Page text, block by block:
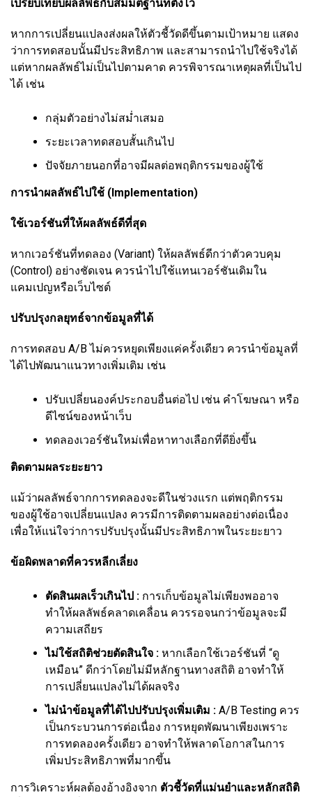
เปรียบเทียบผลลัพธ์กับสมมติฐานที่ตั้งไว้
หากการเปลี่ยนแปลงส่งผลให้ตัวชี้วัดดีขึ้นตามเป้าหมาย แสดง
ว่าการทดสอบนั้นมีประสิทธิภาพ และสามารถนำไปใช้จริงได้
แต่หากผลลัพธ์ไม่เป็นไปตามคาด ควรพิจารณาเหตุผลที่เป็นไป
ได้ เช่น
กลุ่มตัวอย่างไม่สม่ำเสมอ
ระยะเวลาทดสอบสั้นเกินไป
ปัจจัยภายนอกที่อาจมีผลต่อพฤติกรรมของผู้ใช้
การนำผลลัพธ์ไปใช้ (Implementation)
ใช้เวอร์ชันที่ให้ผลลัพธ์ดีที่สุด
หากเวอร์ชันที่ทดลอง (Variant) ให้ผลลัพธ์ดีกว่าตัวควบคุม
(Control) อย่างชัดเจน ควรนำไปใช้แทนเวอร์ชันเดิมใน
แคมเปญหรือเว็บไซต์
ปรับปรุงกลยุทธ์จากข้อมูลที่ได้
การทดสอบ A/B ไม่ควรหยุดเพียงแค่ครั้งเดียว ควรนำข้อมูลที่
ได้ไปพัฒนาแนวทางเพิ่มเติม เช่น
ปรับเปลี่ยนองค์ประกอบอื่นต่อไป เช่น คำโฆษณา หรือ
ดีไซน์ของหน้าเว็บ
ทดลองเวอร์ชันใหม่เพื่อหาทางเลือกที่ดียิ่งขึ้น
ติดตามผลระยะยาว
แม้ว่าผลลัพธ์จากการทดลองจะดีในช่วงแรก แต่พฤติกรรม
ของผู้ใช้อาจเปลี่ยนแปลง ควรมีการติดตามผลอย่างต่อเนื่อง
เพื่อให้แน่ใจว่าการปรับปรุงนั้นมีประสิทธิภาพในระยะยาว
ข้อผิดพลาดที่ควรหลีกเลี่ยง
ตัดสินผลเร็วเกินไป : การเก็บข้อมูลไม่เพียงพออาจ
ทำให้ผลลัพธ์คลาดเคลื่อน ควรรอจนกว่าข้อมูลจะมี
ความเสถียร
ไม่ใช้สถิติช่วยตัดสินใจ : หากเลือกใช้เวอร์ชันที่ “ดู
เหมือน” ดีกว่าโดยไม่มีหลักฐานทางสถิติ อาจทำให้
การเปลี่ยนแปลงไม่ได้ผลจริง
ไม่นำข้อมูลที่ได้ไปปรับปรุงเพิ่มเติม : A/B Testing ควร
เป็นกระบวนการต่อเนื่อง การหยุดพัฒนาเพียงเพราะ
การทดลองครั้งเดียว อาจทำให้พลาดโอกาสในการ
เพิ่มประสิทธิภาพที่มากขึ้น
การวิเคราะห์ผลต้องอ้างอิงจาก ตัวชี้วัดที่แม่นยำและหลักสถิติ